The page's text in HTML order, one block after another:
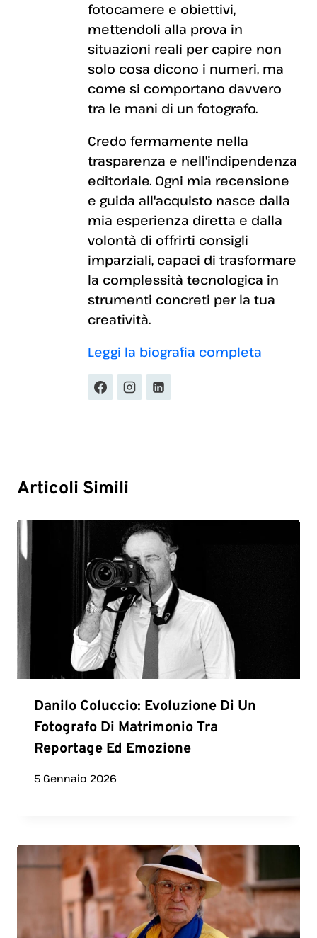
fotocamere e obiettivi,
mettendoli alla prova in
situazioni reali per capire non
solo cosa dicono i numeri, ma
come si comportano davvero
tra le mani di un fotografo.
Credo fermamente nella
trasparenza e nell'indipendenza
editoriale. Ogni mia recensione
e guida all'acquisto nasce dalla
mia esperienza diretta e dalla
volontà di offrirti consigli
imparziali, capaci di trasformare
la complessità tecnologica in
strumenti concreti per la tua
creatività.
Leggi la biografia completa
Articoli Simili
Danilo Coluccio: Evoluzione Di Un
Fotografo Di Matrimonio Tra
Reportage Ed Emozione
5 Gennaio 2026